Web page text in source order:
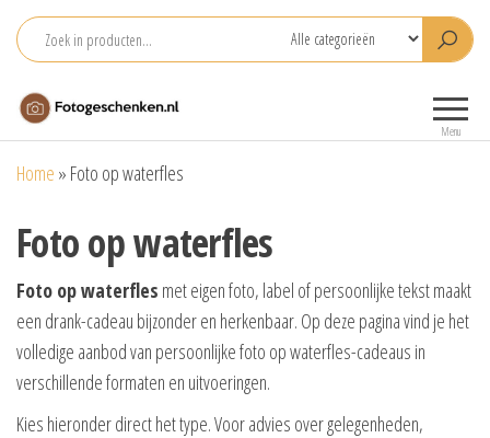
naar
inhoud
voor je foto
Menu
Home » Foto op waterfles
Foto op waterfles
Foto op waterfles met eigen foto, label of persoonlijke tekst maakt
een drank-cadeau bijzonder en herkenbaar. Op deze pagina vind je het
volledige aanbod van persoonlijke foto op waterfles-cadeaus in
verschillende formaten en uitvoeringen.
Kies hieronder direct het type. Voor advies over gelegenheden,